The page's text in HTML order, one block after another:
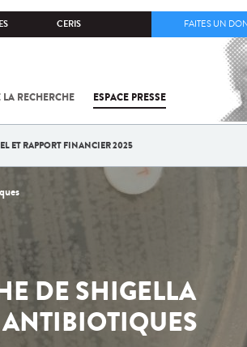
CERIS FAITES UN
RECHERCHE ESPACE PRESSE
COV-2 /
L'INSTITUT
ET RAPPORT FINANCIER 2025
DE SHIGELLA